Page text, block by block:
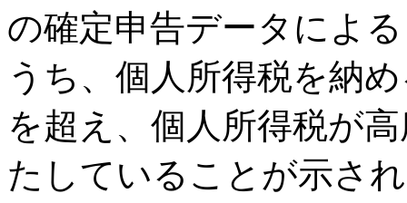
の確定申告データによ
うち、個人所得税を納
を超え、個人所得税が
たしていることが示さ